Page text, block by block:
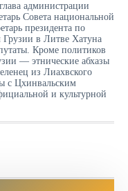
администрации
Совета национальной
президента по
в Литве Хатуна
Кроме политиков
— этнические абхазы
из Лиахвского
с Цхинвальским
и культурной